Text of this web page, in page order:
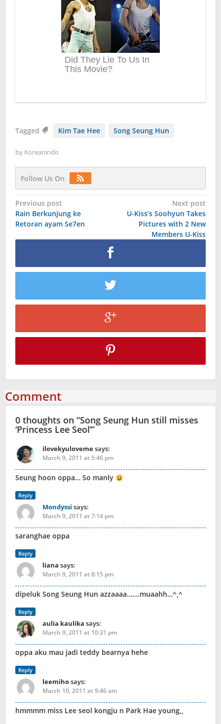
Tagged Kim Tae Hee Song Seung Hun
by Koreanindo
Follow Us On
Post
navigation
Previous post
Rain Berkunjung ke
Retoran ayam Se7en
Next post
U-Kiss’s Soohyun Takes
Pictures with 2 New
Members U-Kiss
Comment
0 thoughts on “Song Seung Hun still misses
‘Princess Lee Seol’”
ilovekyulovemesays:
March 9, 2011 at 5:46 pm
Seung hoon oppa… So manly
Reply
Mondyssi says:
March 9, 2011 at 7:14 pm
saranghae oppa
Reply
liana says:
March 9, 2011 at 8:15 pm
dipeluk Song Seung Hun azzaaaa…….muaahh…^,^
Reply
aulia kaulika says:
March 9, 2011 at 10:31 pm
oppa aku mau jadi teddy bearnya hehe
Reply
leemihosays:
March 10, 2011 at 9:46 am
hmmmm miss Lee seol kongju n Park Hae young,,